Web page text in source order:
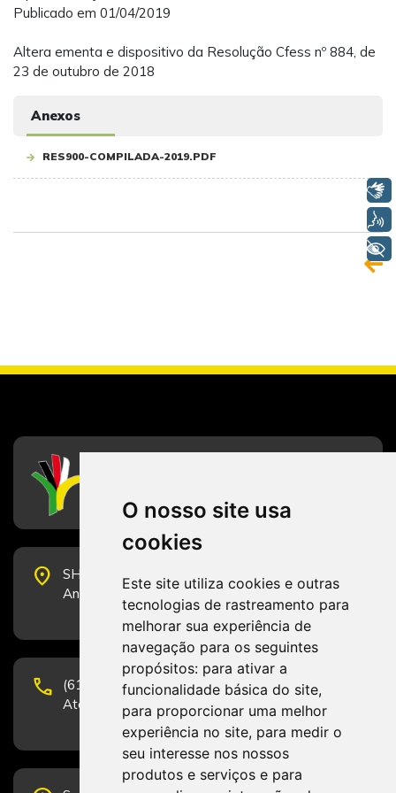
O nosso site usa
cookies
Este site utiliza cookies e outras
tecnologias de rastreamento para
melhorar sua experiência de
navegação para os seguintes
propósitos: para ativar a
funcionalidade básica do site,
para proporcionar uma melhor
experiência no site, para medir o
seu interesse nos nossos
produtos e serviços e para
Publicado em 01/04/2019
Altera ementa e dispositivo da Resolução Cfess nº 884, de
23 de outubro de 2018
Anexos
RES900-COMPILADA-2019.PDF
place
SHS Quadra 6, Bloco E, Complexo Brasil 21, 20º
Andar, Sala 2001 - CEP 70322-915 - Brasília/DF
phone
(61) 3223-1652 e (61) 98131-3801.
Atendimento por telefone em horário comercial